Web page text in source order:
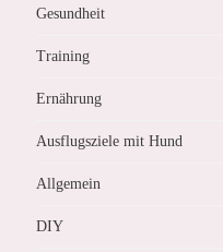
Gesundheit
Training
Ernährung
Ausflugsziele mit Hund
Allgemein
DIY